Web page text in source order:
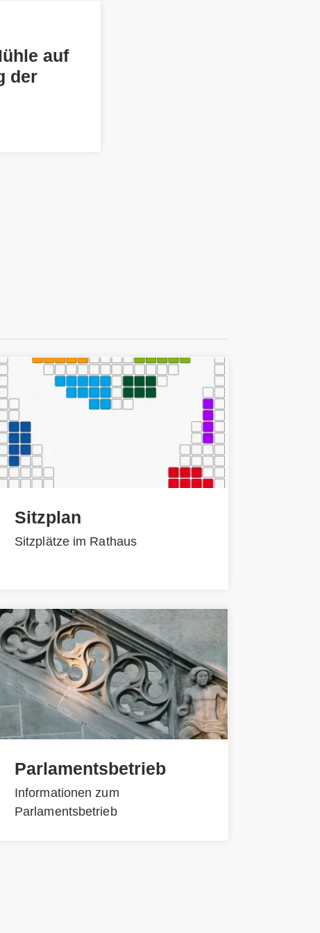
auf
der
Sitzplan
Sitzplätze im Rathaus
Parlamentsbetrieb
Informationen zum
Parlamentsbetrieb